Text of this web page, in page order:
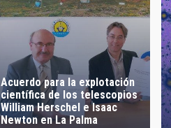
ORDER
Acuerdo para la explotación
científica de los telescopios
William Herschel e Isaac
Newton en La Palma